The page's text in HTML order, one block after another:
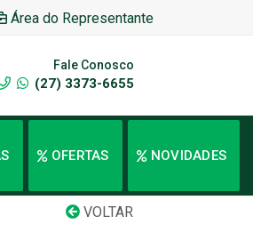
Área do Representante
Fale Conosco
(27) 3373-6655
OFERTAS NOVIDADES
VOLTAR